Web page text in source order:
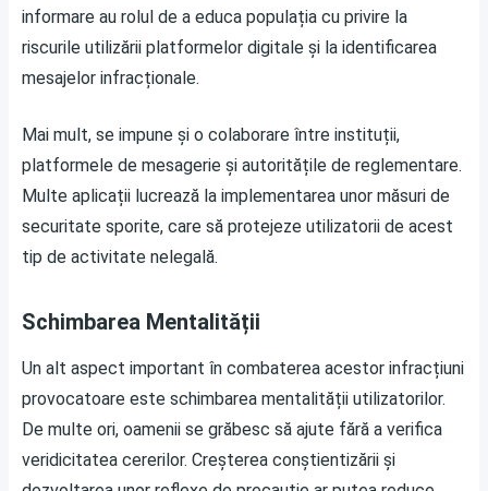
informare au rolul de a educa populația cu privire la
riscurile utilizării platformelor digitale și la identificarea
mesajelor infracționale.
Mai mult, se impune și o colaborare între instituții,
platformele de mesagerie și autoritățile de reglementare.
Multe aplicații lucrează la implementarea unor măsuri de
securitate sporite, care să protejeze utilizatorii de acest
tip de activitate nelegală.
Schimbarea Mentalității
Un alt aspect important în combaterea acestor infracțiuni
provocatoare este schimbarea mentalității utilizatorilor.
De multe ori, oamenii se grăbesc să ajute fără a verifica
veridicitatea cererilor. Creșterea conștientizării și